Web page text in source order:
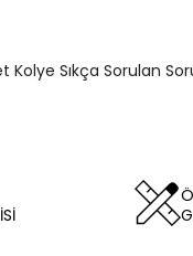
Kolye Sıkça Sorulan